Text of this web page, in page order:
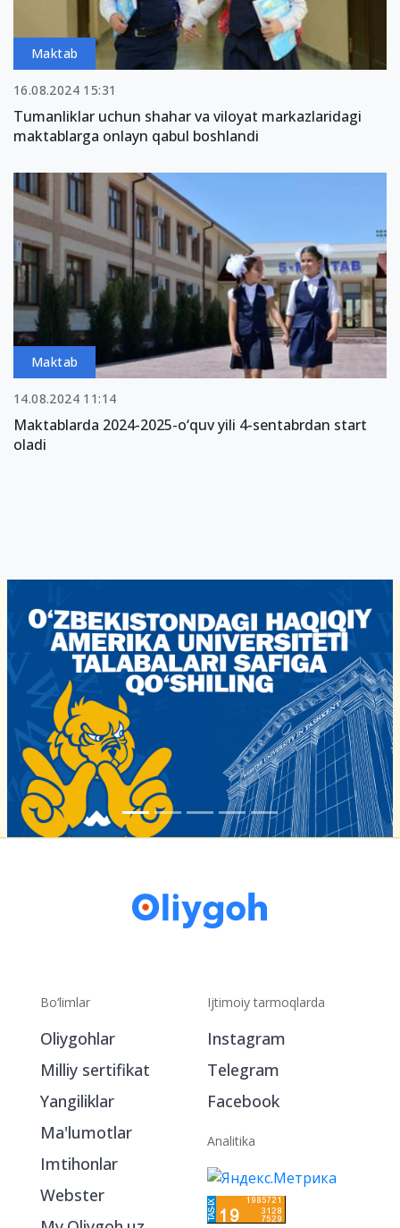
Maktab
16.08.2024 15:31
Tumanliklar uchun shahar va viloyat markazlaridagi
maktablarga onlayn qabul boshlandi
Maktab
14.08.2024 11:14
Maktablarda 2024-2025-o‘quv yili 4-sentabrdan start
oladi
Bo‘limlar
Oliygohlar
Milliy sertifikat
Yangiliklar
Ma'lumotlar
Imtihonlar
Webster
Ijtimoiy tarmoqlarda
Instagram
Telegram
Facebook
Analitika